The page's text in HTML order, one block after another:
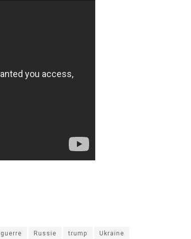
guerre Russie trump Ukraine